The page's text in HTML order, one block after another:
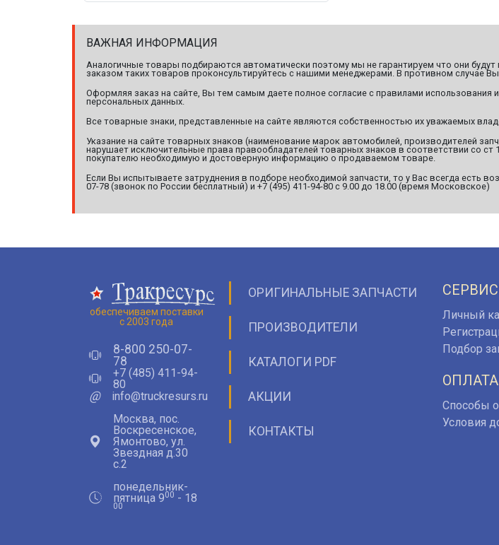
ВАЖНАЯ ИНФОРМАЦИЯ
Аналогичные товары подбираются автоматически поэтому мы не гарантируем что они
заказом таких товаров проконсультируйтесь с нашими менеджерами. В противном случае
Оформляя заказ на сайте, Вы тем самым даете полное согласие с правилами использования
персональных данных.
Все товарные знаки, представленные на сайте являются собственностью их уважаемых
Указание на сайте товарных знаков (наименование марок автомобилей, производителей
нарушает исключительные права правообладателей товарных знаков в соответствии со
покупателю необходимую и достоверную информацию о продаваемом товаре.
Если Вы испытываете затруднения в подборе необходимой запчасти, то у Вас всегда есть
07-78 (звонок по России бесплатный) и +7 (495) 411-94-80 с 9.00 до 18.00 (время Московское)
обеспечиваем поставки
с 2003 года
8-800 250-07-
78
+7 (485) 411-94-
80
@
info@truckresurs.ru
Москва, пос.
Воскресенское,
Ямонтово, ул.
Звездная д.30
с.2
понедельник-
пятница 900 - 18
00
ОРИГИНАЛЬНЫЕ ЗАПЧАСТИ
ПРОИЗВОДИТЕЛИ
КАТАЛОГИ PDF
АКЦИИ
КОНТАКТЫ
Личный
Подбор
Способы
Условия